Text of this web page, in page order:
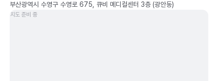
부산광역시 수영구 수영로 675, 큐비 메디컬센터 3층 (광안동)
지도 준비 중